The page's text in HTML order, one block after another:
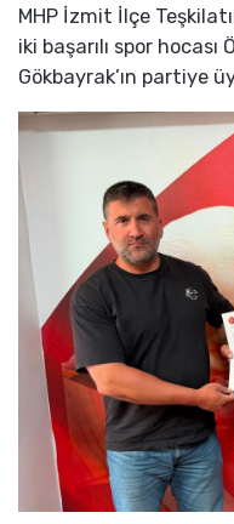
MHP İzmit İlçe
iki başarılı spor
Gökbayrak’ın partiye